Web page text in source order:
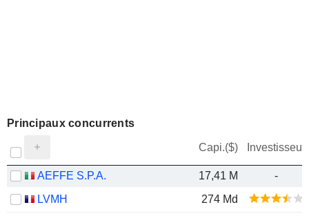
Principaux concurrents
Capi.($) Investisseur
AEFFE S.P.A. 17,41 M
-
LVMH
274 Md